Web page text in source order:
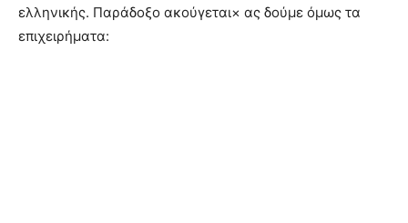
ελληνικής. Παράδοξο ακούγεται× ας δούμε όμως τα
επιχειρήματα: